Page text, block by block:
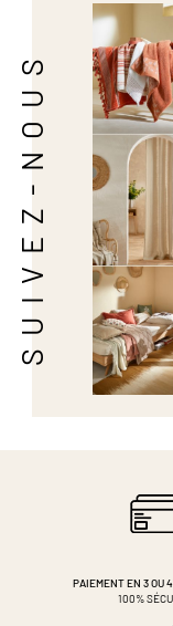
SUIVEZ-NOUS
PAIEMENT EN 3 OU
100%